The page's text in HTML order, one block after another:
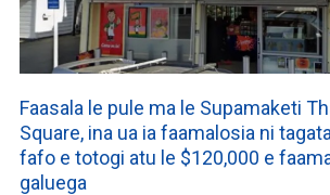
Faasala le pule ma le Supamaketi
Square, ina ua ia faamalosia ni
fafo e totogi atu le $120,000 e
galuega